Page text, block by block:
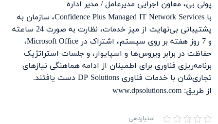
پولی بی، معاون اجرایی مدیرعامل / مدیر اداره
با Confidence Plus Managed IT Network Services، سازمان به
پشتیبانی بی‌نهایت از میز خدمات، نظارت به صورت 24 ساعته
و 7 روز هفته بر روی سیستم، اشتراک در Microsoft Office،
حفاظت در برابر ویروس‌ها و اسپایوار، و جلسات استراتژیک
برنامه‌ریزی فناوری برای اطمینان از ادامه هماهنگی نیازهای
تجاری‌شان با خدمات فناوری DP Solutions دست یافتند.
از طریق: www.dpsolutions.com
امتیازدهی